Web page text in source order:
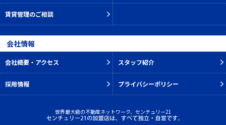
賃貸管理のご相談
会社情報
会社概要・アクセス スタッフ紹介
採用情報 プライバシーポリシー
世界最大級の不動産ネットワーク、センチュリー21